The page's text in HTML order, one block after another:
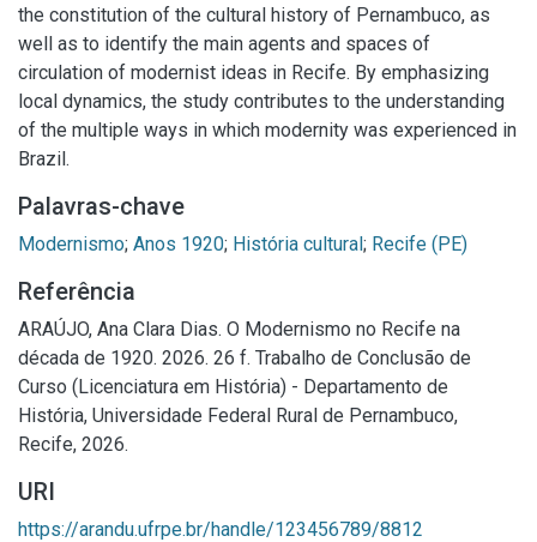
the constitution of the cultural history of Pernambuco, as
well as to identify the main agents and spaces of
circulation of modernist ideas in Recife. By emphasizing
local dynamics, the study contributes to the understanding
of the multiple ways in which modernity was experienced in
Brazil.
Palavras-chave
Modernismo; Anos 1920; História cultural; Recife (PE)
Referência
ARAÚJO, Ana Clara Dias. O Modernismo no Recife na
década de 1920. 2026. 26 f. Trabalho de Conclusão de
Curso (Licenciatura em História) - Departamento de
História, Universidade Federal Rural de Pernambuco,
Recife, 2026.
URI
https://arandu.ufrpe.br/handle/123456789/8812